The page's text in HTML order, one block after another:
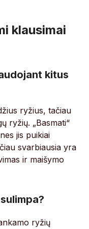
klausimai
kitus
ryžius, tačiau
ryžių. „Basmati“
jis puikiai
svarbiausia yra
ir maišymo
ryžių